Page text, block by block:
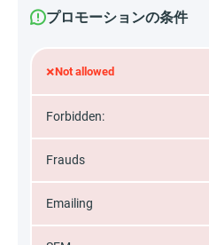
プロモーションの条件
×Not allowed
Forbidden:
Frauds
Emailing